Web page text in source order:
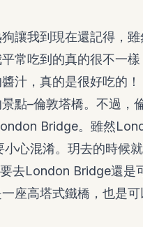
讓我到現在還記得，
常吃到的真的很不一
汁，真的是很好吃的！
點–倫敦塔橋。不過，
Bridge。雖然
心混淆。玥去的時候
去London Bridge還是
座高塔式鐵橋，也是